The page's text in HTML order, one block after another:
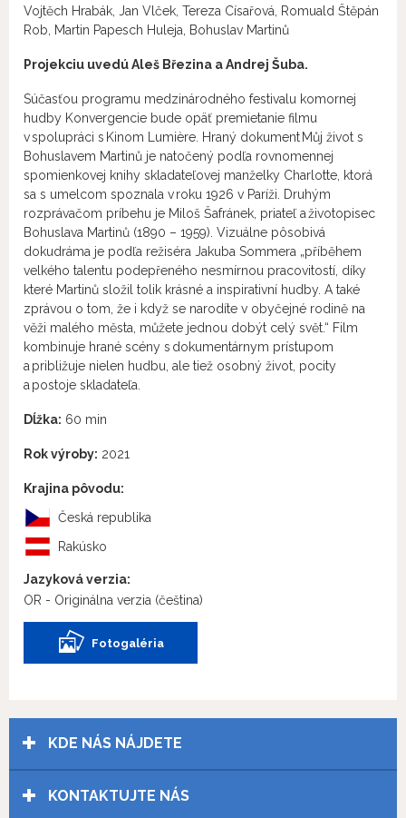
Vojtěch Hrabák, Jan Vlček, Tereza Císařová, Romuald Štěpán
Rob, Martin Papesch Huleja, Bohuslav Martinů
Projekciu uvedú Aleš Březina a Andrej Šuba.
Súčasťou programu medzinárodného festivalu komornej
hudby Konvergencie bude opäť premietanie filmu
v spolupráci s Kinom Lumière. Hraný dokument Můj život s
Bohuslavem Martinů je natočený podľa rovnomennej
spomienkovej knihy skladateľovej manželky Charlotte, ktorá
sa s umelcom spoznala v roku 1926 v Paríži. Druhým
rozprávačom príbehu je Miloš Šafránek, priateľ a životopisec
Bohuslava Martinů (1890 – 1959). Vizuálne pôsobivá
dokudráma je podľa režiséra Jakuba Sommera „příběhem
velkého talentu podepřeného nesmírnou pracovitostí, díky
které Martinů složil tolik krásné a inspirativní hudby. A také
zprávou o tom, že i když se narodíte v obyčejné rodině na
věži malého města, můžete jednou dobýt celý svět.“ Film
kombinuje hrané scény s dokumentárnym prístupom
a približuje nielen hudbu, ale tiež osobný život, pocity
a postoje skladateľa.
Dĺžka: 60 min
Rok výroby: 2021
Krajina pôvodu:
Česká republika
Rakúsko
Jazyková verzia:
OR - Originálna verzia (čeština)
Fotogaléria
KDE NÁS NÁJDETE
KONTAKTUJTE NÁS